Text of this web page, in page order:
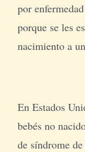
por
porque se les
nacimiento a
En Estados
bebés no
de síndrome